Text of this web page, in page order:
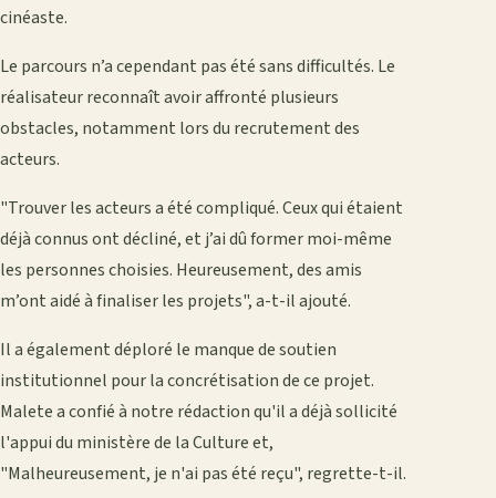
cinéaste.
Le parcours n’a cependant pas été sans difficultés. Le
réalisateur reconnaît avoir affronté plusieurs
obstacles, notamment lors du recrutement des
acteurs.
"Trouver les acteurs a été compliqué. Ceux qui étaient
déjà connus ont décliné, et j’ai dû former moi-même
les personnes choisies. Heureusement, des amis
m’ont aidé à finaliser les projets", a-t-il ajouté.
Il a également déploré le manque de soutien
institutionnel pour la concrétisation de ce projet.
Malete a confié à notre rédaction qu'il a déjà sollicité
l'appui du ministère de la Culture et,
"Malheureusement, je n'ai pas été reçu", regrette-t-il.